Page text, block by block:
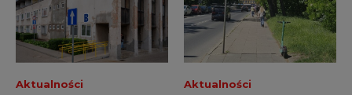
Aktualności Aktualności